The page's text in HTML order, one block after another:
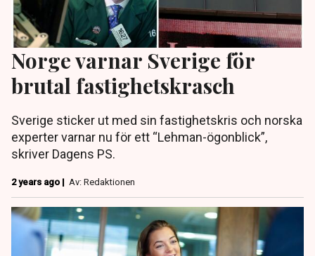
Norge varnar Sverige för
brutal fastighetskrasch
Sverige sticker ut med sin fastighetskris och norska
experter varnar nu för ett “Lehman-ögonblick”,
skriver Dagens PS.
2 years ago | Av: Redaktionen